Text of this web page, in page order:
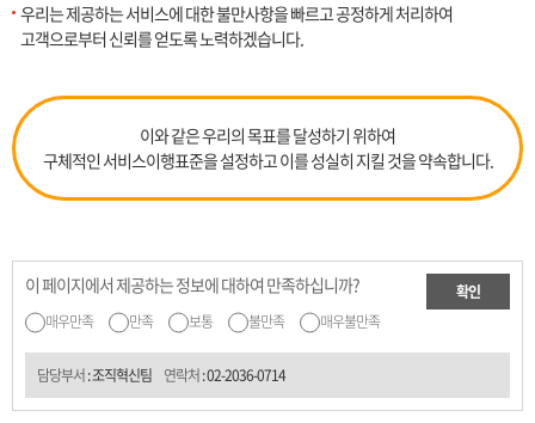
우리는 제공하는 서비스에 대한 불만사항을 빠르고 공정하게 처리하여
고객으로부터 신뢰를 얻도록 노력하겠습니다.
이와 같은 우리의 목표를 달성하기 위하여
구체적인 서비스이행표준을 설정하고 이를 성실히 지킬 것을 약속합니다.
이 페이지에서 제공하는 정보에 대하여 만족하십니까?
매우만족 만족 보통 불만족 매우불만족
확인
담당부서: 조직혁신팀 연락처:02-2036-0714